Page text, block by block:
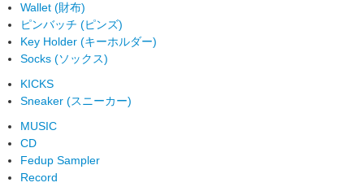
Wallet (財布)
ピンバッチ (ピンズ)
Key Holder (キーホルダー)
Socks (ソックス)
KICKS
Sneaker (スニーカー)
MUSIC
CD
Fedup Sampler
Record